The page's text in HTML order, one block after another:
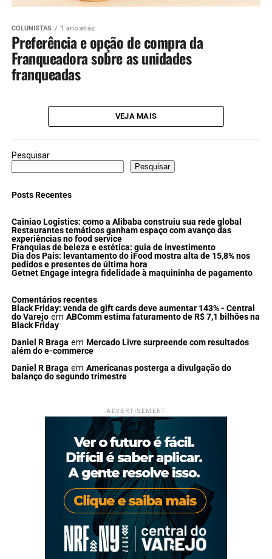
COLUNISTAS 1 ano atrás
Preferência e opção de compra da
Franqueadora sobre as unidades
franqueadas
VEJA MAIS
Pesquisar
Pesquisar
Posts Recentes
Cainiao Logistics: como a Alibaba construiu sua rede global
Restaurantes temáticos ganham espaço com avanço das
experiências no food service
Franquias de beleza e estética: guia de investimento
Dia dos Pais: levantamento do iFood mostra alta de 15,8% nos
pedidos e presentes de última hora
Getnet Engage integra fidelidade à maquininha de pagamento
Comentários recentes
Black Friday: venda de gift cards deve aumentar 143% - Central
do Varejoem ABComm estima faturamento de R$ 7,1 bilhões na
Black Friday
Daniel R Braga em Mercado Livre surpreende com resultados
além do e-commerce
Daniel R Braga em Americanas posterga a divulgação do
balanço do segundo trimestre
ADVERTISEMENT